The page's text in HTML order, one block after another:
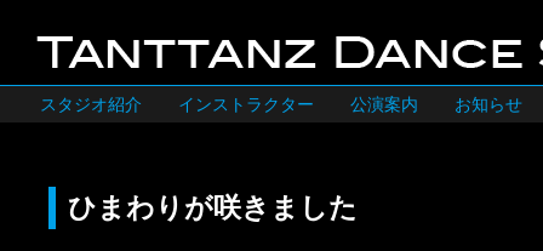
スタジオ紹介 インストラクター 公演案内 お知らせ
ひまわりが咲きました